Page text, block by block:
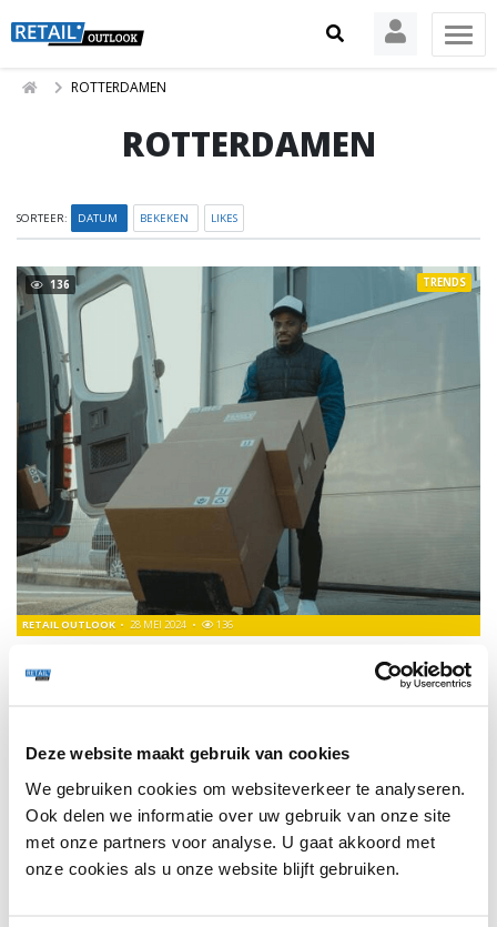
Deze website maakt gebruik van cookies
We gebruiken cookies om websiteverkeer te analyseren.
Ook delen we informatie over uw gebruik van onze site
met onze partners voor analyse. U gaat akkoord met
onze cookies als u onze website blijft gebruiken.
ROTTERDAMEN
ROTTERDAMEN
SORTEER: DATUM BEKEKEN LIKES
136
ALBERT HEIJN BREIDT ELEKTRISCHE BEZORGING UIT
NAAR 13 STEDEN
RETAIL OUTLOOK 28 MEI 2024 136
TRENDS
1